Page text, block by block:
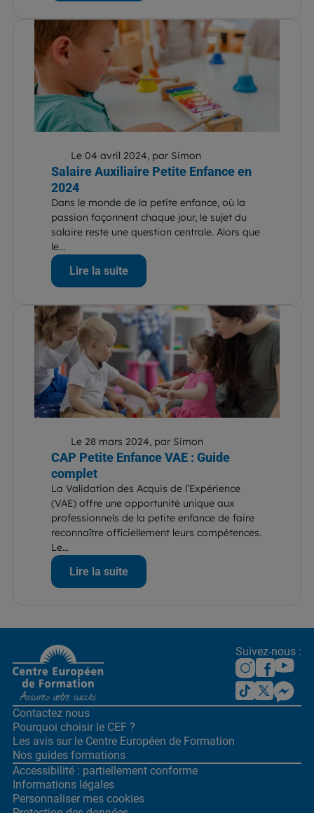
Le 04 avril 2024, par Simon
Salaire Auxiliaire Petite Enfance en
2024
Dans le monde de la petite enfance, où la
passion façonnent chaque jour, le sujet du
salaire reste une question centrale. Alors que
le...
Lire la suite
Le 28 mars 2024, par Simon
CAP Petite Enfance VAE : Guide
complet
La Validation des Acquis de l’Expérience
(VAE) offre une opportunité unique aux
professionnels de la petite enfance de faire
reconnaître officiellement leurs compétences.
Le...
Lire la suite
Suivez-nous :
Contactez nous
Pourquoi choisir le CEF ?
Les avis sur le Centre Européen de Formation
Nos guides formations
Accessibilité : partiellement conforme
Informations légales
Personnaliser mes cookies